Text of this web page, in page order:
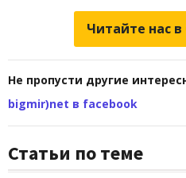
Читайте нас
Не пропусти другие
bigmir)net в facebook
Статьи по теме